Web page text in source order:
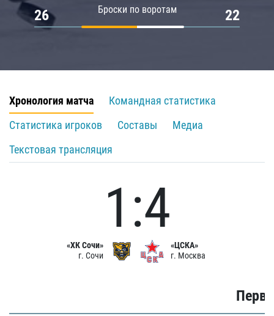
Броски по воротам
26 22
Хронология матча
Командная статистика
Статистика игроков
Составы
Медиа
Текстовая трансляция
«ХК Сочи»
г. Сочи
1:4
«ЦСКА»
г. Москва